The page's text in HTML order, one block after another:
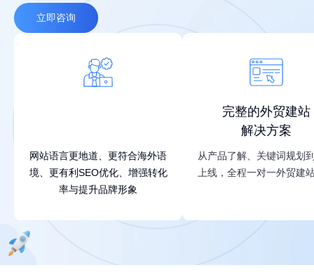
立即咨询
网站语言更地道、更符合海外语
境、更有利SEO优化、增强转化
率与提升品牌形象
完整的外贸建站
解决方案
从产品了解、关键词规划
上线，全程一对一外贸建